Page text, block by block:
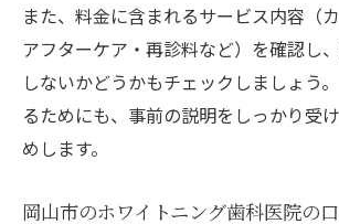
ホワイトニング岡山でアフタ
した医院とは
ホワイトニング施術前後に知っ
市の事実
また、料金に含まれるサービス内容（
アフターケア・再診料など）を確認し
しないかどうかもチェックしましょう
るためにも、事前の説明をしっかり受
めします。
岡山市のホワイトニング歯科医院の